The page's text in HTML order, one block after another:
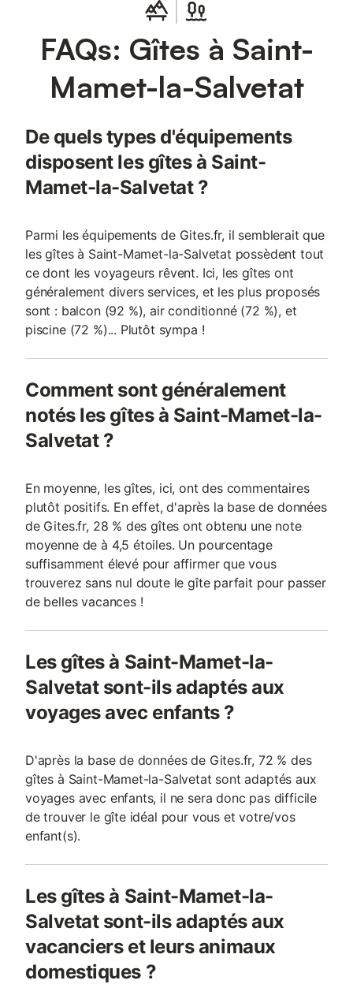
Nous sommes labellisés Qualidog 3 truffes pour les toutous
Pensez aussi à la Maisonnette de Raphaël notre deuxième gîte
pour 2 à 4 personnes Ou La maison de Louis notre 3 ème gite
de 2 a 7 personnes Vous pouvez aussi privatiser pour 14-15
cousinade ou des retrouvailles en famille Au plaisir de vous
FAQs: Gîtes à Saint-
Mamet-la-Salvetat
De quels types d'équipements
disposent les gîtes à Saint-
Mamet-la-Salvetat ?
Parmi les équipements de Gites.fr, il semblerait que
les gîtes à Saint-Mamet-la-Salvetat possèdent tout
ce dont les voyageurs rêvent. Ici, les gîtes ont
généralement divers services, et les plus proposés
sont : balcon (92 %), air conditionné (72 %), et
piscine (72 %)... Plutôt sympa !
Comment sont généralement
notés les gîtes à Saint-Mamet-la-
Salvetat ?
En moyenne, les gîtes, ici, ont des commentaires
plutôt positifs. En effet, d'après la base de données
de Gites.fr, 28 % des gîtes ont obtenu une note
moyenne de à 4,5 étoiles. Un pourcentage
suffisamment élevé pour affirmer que vous
trouverez sans nul doute le gîte parfait pour passer
de belles vacances !
Les gîtes à Saint-Mamet-la-
Salvetat sont-ils adaptés aux
voyages avec enfants ?
D'après la base de données de Gites.fr, 72 % des
gîtes à Saint-Mamet-la-Salvetat sont adaptés aux
voyages avec enfants, il ne sera donc pas difficile
de trouver le gîte idéal pour vous et votre/vos
enfant(s).
Les gîtes à Saint-Mamet-la-
Salvetat sont-ils adaptés aux
vacanciers et leurs animaux
domestiques ?